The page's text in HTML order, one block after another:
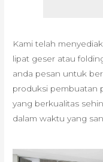
Kami telah
lipat geser atau
anda pesan untuk
produksi pembuatan
yang berkualitas
dalam waktu yang